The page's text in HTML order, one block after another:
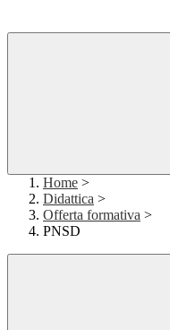
Home >
Didattica >
Offerta formativa >
PNSD